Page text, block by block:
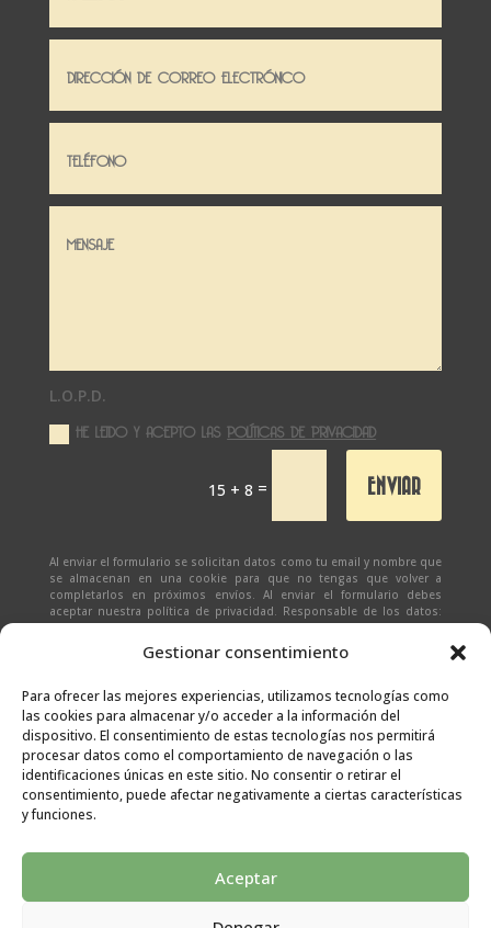
Gestionar consentimiento
Para ofrecer las mejores experiencias, utilizamos tecnologías como
las cookies para almacenar y/o acceder a la información del
dispositivo. El consentimiento de estas tecnologías nos permitirá
procesar datos como el comportamiento de navegación o las
identificaciones únicas en este sitio. No consentir o retirar el
consentimiento, puede afectar negativamente a ciertas características
y funciones.
Aceptar
L.O.P.D.
HE LEIDO Y ACEPTO LASPOLÍTICAS DE PRIVACIDAD
15 + 8 = ENVIAR
Al enviar el formulario se solicitan datos como tu email y nombre que
se almacenan en una cookie para que no tengas que volver a
completarlos en próximos envíos. Al enviar el formulario debes
aceptar nuestra política de privacidad. Responsable de los datos:
Ivan Zabalza | Finalidad: responder a solicitudes del formulario |
Legitimación: Tu consentimiento expreso | Destinatario:
(datos almacenados sólo en cliente email) | Derechos: Tienes
y olvido de tus datos.